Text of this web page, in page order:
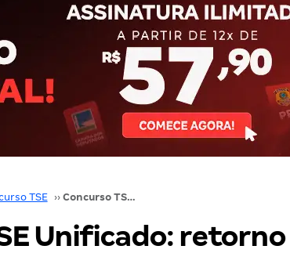
TSE ›› Concurso TSE Unificado: retorno de requisitados ao órgão de origem. Entenda!
Unificado: